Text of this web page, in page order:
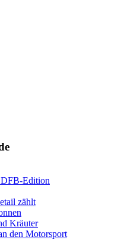
DFB-Edition
zählt
Kräuter
den Motorsport